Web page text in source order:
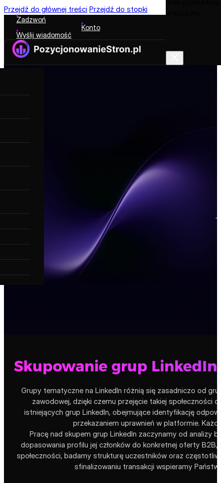
Przejdź do głównej treści Przejdź do stopki
Zadzwoń
Wyślij wiadomość
Konto
Skupowanie grup
Grupy tematyczne na LinkedIn różnią się zasadniczo od
zawodowej, dzięki czemu przejęcie takiej społeczności
istniejących grup LinkedIn, obejmujące identyfikację
przekazaniem uprawnień w platformie.
Pracę nad skupem grup LinkedIn zaczynamy od analizy
dopasowania profilu jej członków do konkretnej oferty
społeczności, badamy strukturę uczestników oraz
sfinalizowaniu transakcji wspieramy